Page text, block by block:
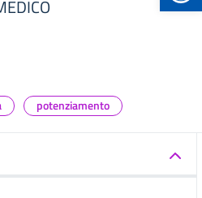
potenziamento